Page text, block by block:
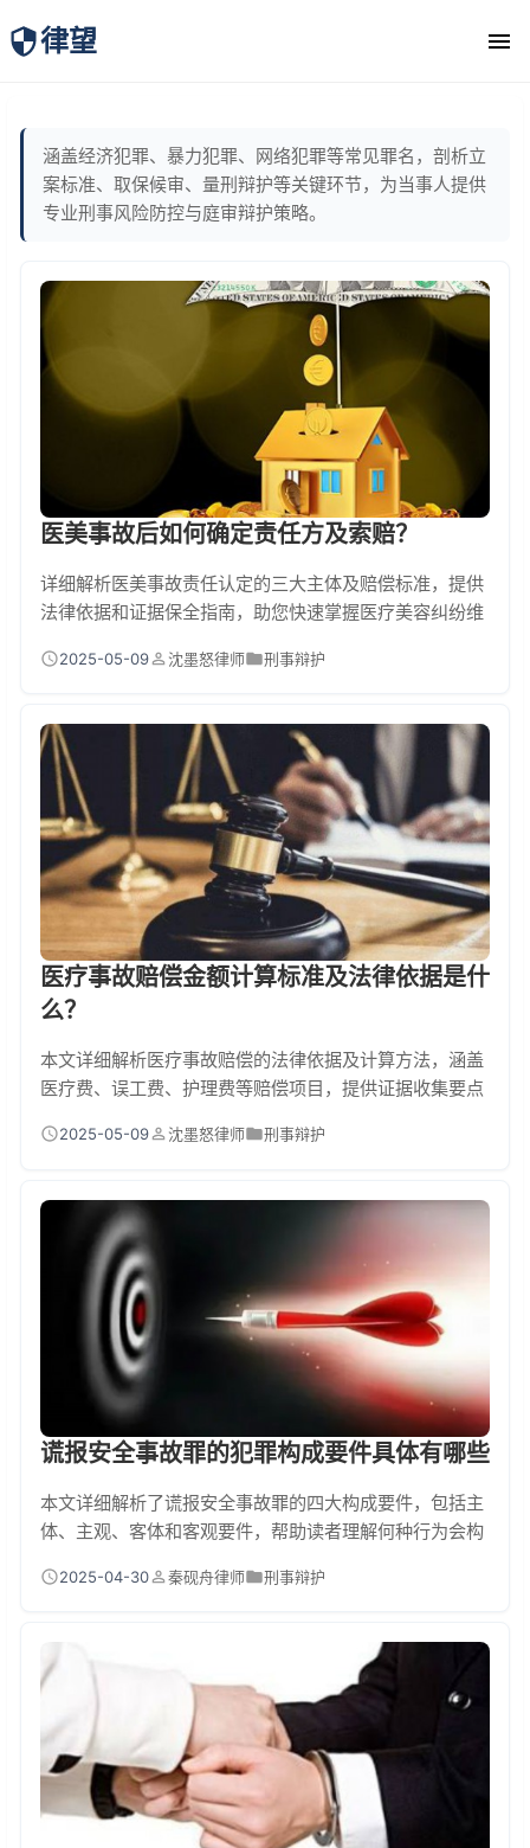
律望
涵盖经济犯罪、暴力犯罪、网络犯罪等常见罪名，剖析立
案标准、取保候审、量刑辩护等关键环节，为当事人提供
专业刑事风险防控与庭审辩护策略。
医美事故后如何确定责任方及索赔？
详细解析医美事故责任认定的三大主体及赔偿标准，提供
法律依据和证据保全指南，助您快速掌握医疗美容纠纷维
2025-05-09 沈墨怒律师 刑事辩护
医疗事故赔偿金额计算标准及法律依据是什
么？
本文详细解析医疗事故赔偿的法律依据及计算方法，涵盖
医疗费、误工费、护理费等赔偿项目，提供证据收集要点
2025-05-09 沈墨怒律师 刑事辩护
谎报安全事故罪的犯罪构成要件具体有哪些
本文详细解析了谎报安全事故罪的四大构成要件，包括主
体、主观、客体和客观要件，帮助读者理解何种行为会构
的法律意识，避免因不了解法律而触犯罪行。
2025-04-30 秦砚舟律师 刑事辩护